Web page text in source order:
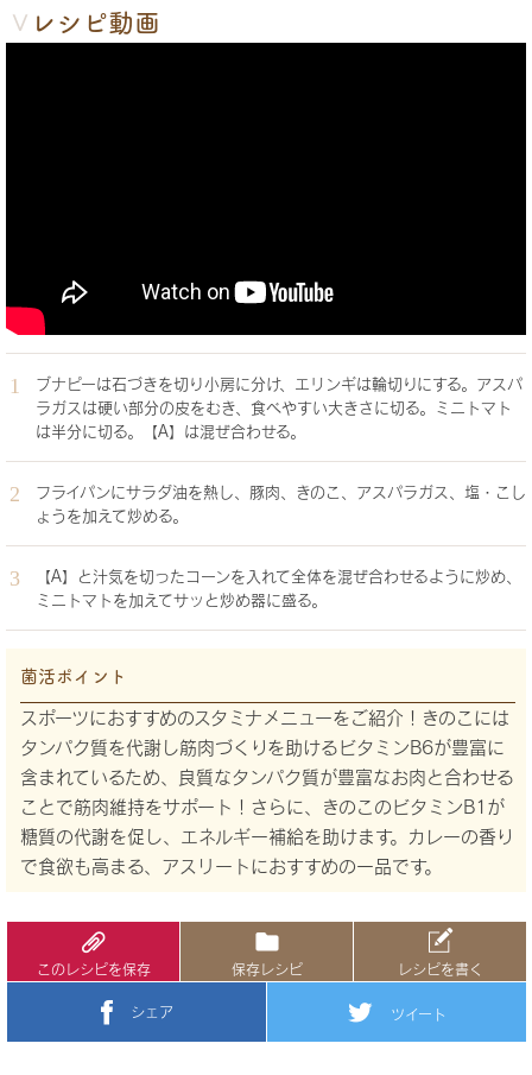
レシピ動画
ブナピーは石づきを切り小房に分け、エリンギは輪切りにする。アスパ
ラガスは硬い部分の皮をむき、食べやすい大きさに切る。ミニトマト
は半分に切る。【A】は混ぜ合わせる。
フライパンにサラダ油を熱し、豚肉、きのこ、アスパラガス、塩・こし
ょうを加えて炒める。
【A】と汁気を切ったコーンを入れて全体を混ぜ合わせるように炒め、
ミニトマトを加えてサッと炒め器に盛る。
菌活ポイント
スポーツにおすすめのスタミナメニューをご紹介！きのこには
タンパク質を代謝し筋肉づくりを助けるビタミンB6が豊富に
含まれているため、良質なタンパク質が豊富なお肉と合わせる
ことで筋肉維持をサポート！さらに、きのこのビタミンB1が
糖質の代謝を促し、エネルギー補給を助けます。カレーの香り
で食欲も高まる、アスリートにおすすめの一品です。
このレシピを保存 保存レシピ レシピを書く
シェア ツイート